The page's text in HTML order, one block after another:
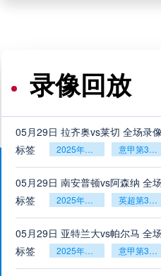
录像回放
05月29日 拉齐奥vs莱切 全场录
标签
2025年5月26日 意甲第38轮
标签
2025年5月26日 英超第38轮
标签
2025年5月26日 意甲第38轮